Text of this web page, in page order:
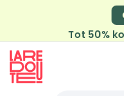
Tot 50%